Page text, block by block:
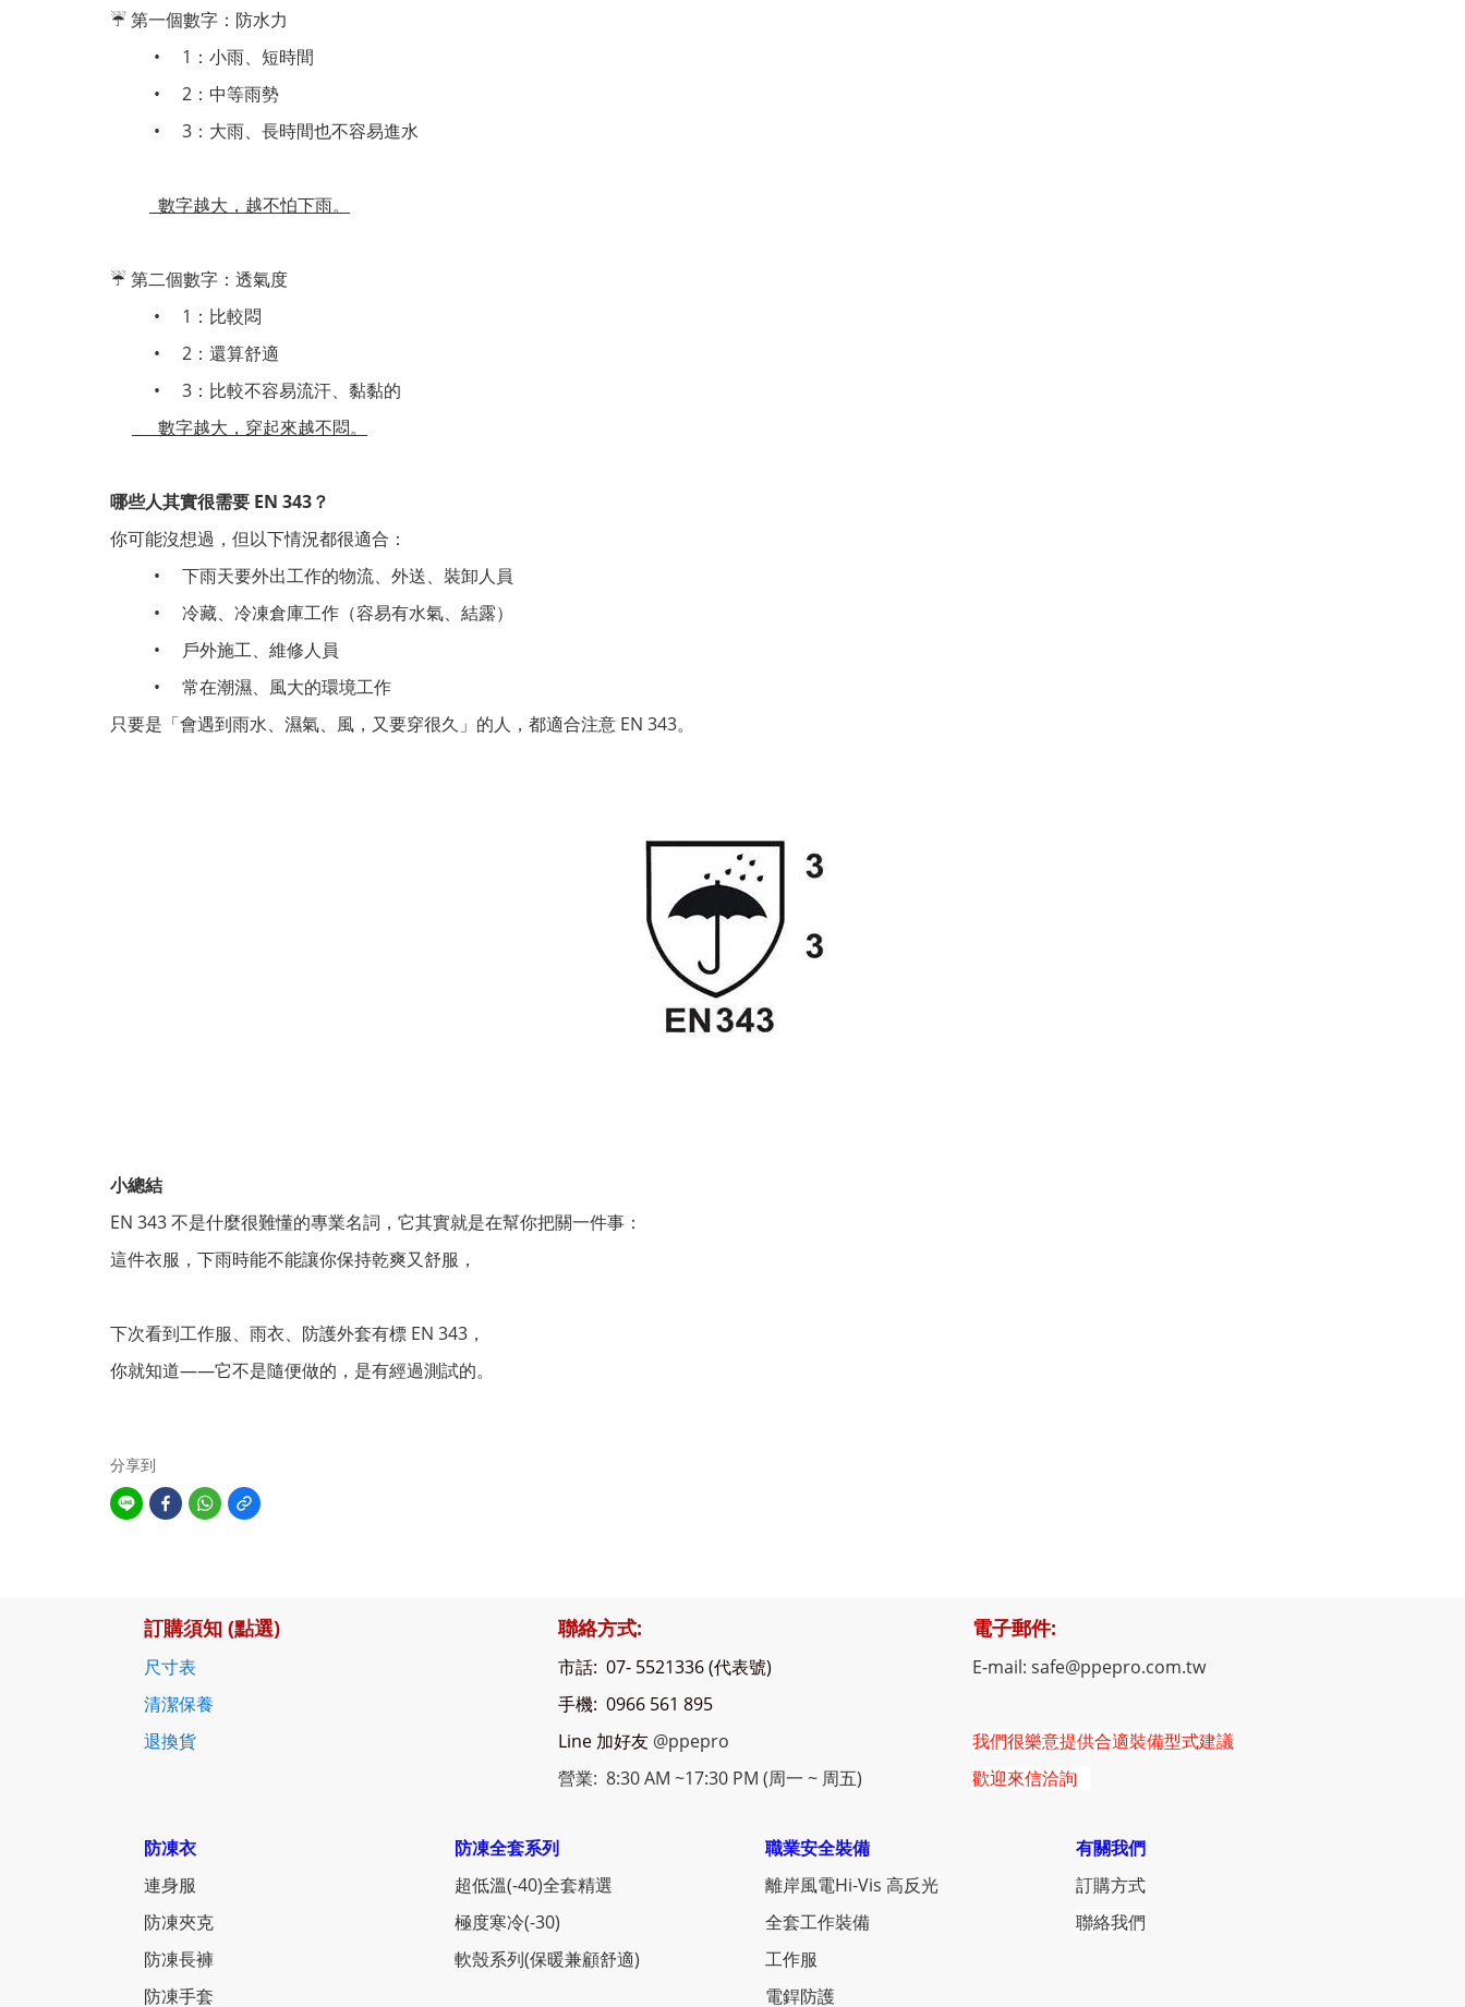
☔第一個數字：防水力
• 1 ：小雨、短時間
• 2 ：中等雨勢
• 3 ：大雨、長時間也不容易進水
數字越大，越不怕下雨。
☔第二個數字：透氣度
• 1 ：比較悶
• 2 ：還算舒適
• 3 ：比較不容易流汗、黏黏的
數字越大，穿起來越不悶。
哪些人其實很需要 EN 343？
你可能沒想過，但以下情況都很適合：
•
下雨天要外出工作的物流、外送、裝卸人員
•
冷藏、冷凍倉庫工作（容易有水氣、結露）
•
戶外施工、維修人員
•
常在潮濕、風大的環境工作
只要是「會遇到雨水、濕氣、風，又要穿很久」的人，都適合注意 EN 343。
小總結
EN 343不是什麼很難懂的專業名詞，它其實就是在幫你把關一件事：
這件衣服，下雨時能不能讓你保持乾爽又舒服，
下次看到工作服、雨衣、防護外套有標 EN 343 ，
你就知道——它不是隨便做的，是有經過測試的。
分享到
訂購須知 (點選)
尺寸表
清潔保養
退換貨
聯絡方式:
市話: 07- 5521336 (代表號)
手機: 0966 561 895
Line 加好友 @ppepro
營業: 8:30 AM ~17:30 PM (周一 ~ 周五)
電子郵件:
E-mail: safe@ppepro.com.tw
我們很樂意提供合適裝備型式建議
歡迎來信洽詢
防凍衣
連身服
防凍夾克
防凍長褲
防凍手套
防凍全套系列
超低溫(-40)全套精選
極度寒冷(-30)
軟殼系列(保暖兼顧舒適)
職業安全裝備
離岸風電Hi-Vis 高反光
全套工作裝備
工作服
電銲防護
有關我們
訂購方式
聯絡我們